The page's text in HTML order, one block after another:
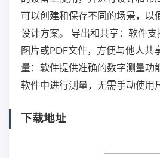
可以创建和保存不同的场景，以
设计方案。 导出和共享：软件
图片或PDF文件，方便与他人共
量：软件提供准确的数字测量功
软件中进行测量，无需手动使用
下载地址